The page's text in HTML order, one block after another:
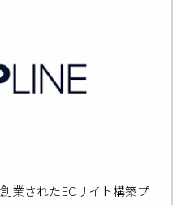
業されたECサイト構築プ